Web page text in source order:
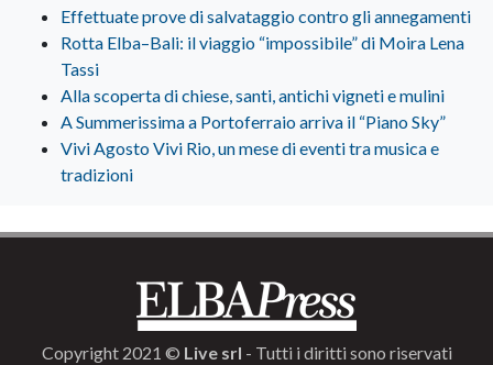
Effettuate prove di salvataggio contro gli annegamenti
Rotta Elba–Bali: il viaggio “impossibile” di Moira Lena
Tassi
Alla scoperta di chiese, santi, antichi vigneti e mulini
A Summerissima a Portoferraio arriva il “Piano Sky”
Vivi Agosto Vivi Rio, un mese di eventi tra musica e
tradizioni
Copyright 2021 © Live srl - Tutti i diritti sono riservati